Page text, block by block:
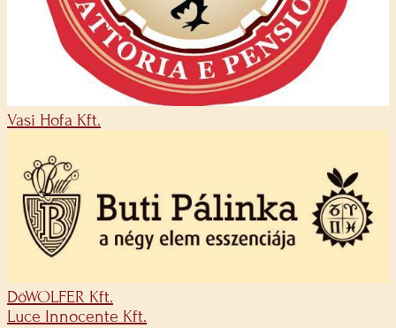
Vasi Hofa Kft.
DöWOLFER Kft.
Luce Innocente Kft.